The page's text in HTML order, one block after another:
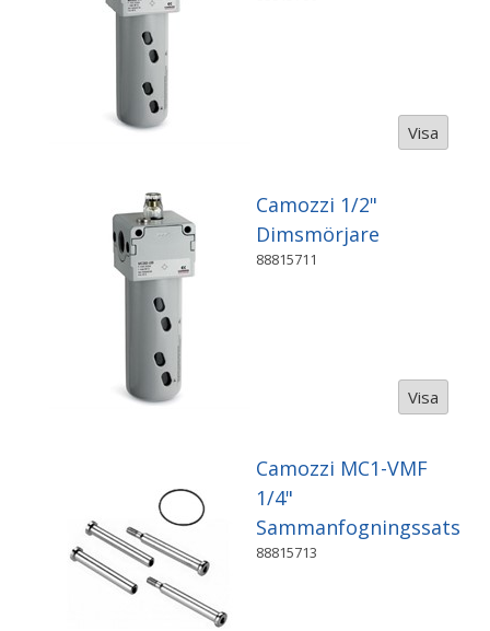
Visa
Camozzi 1/2"
Dimsmörjare
88815711
Visa
Camozzi MC1-VMF
1/4"
Sammanfogningssats
88815713